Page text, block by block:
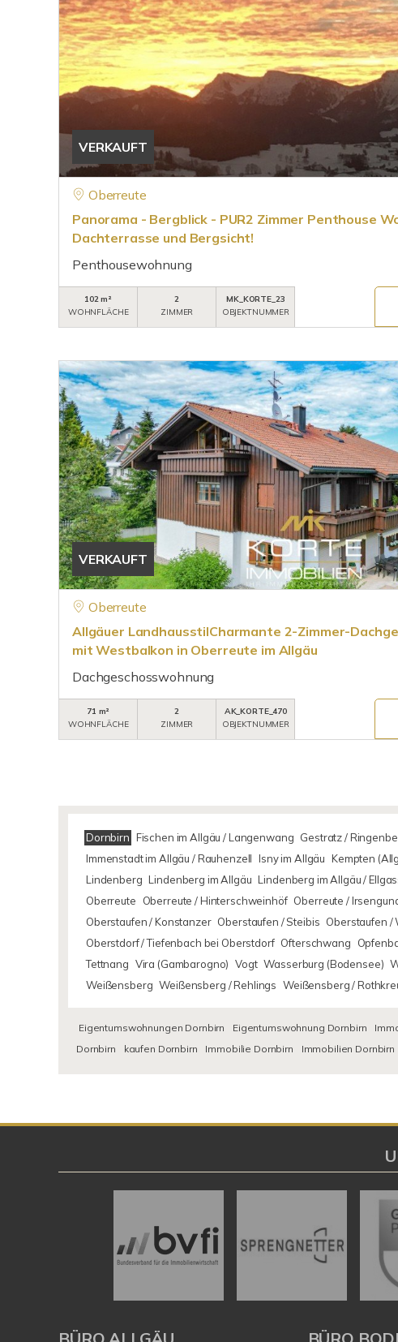
VERKAUFT
Oberreute
Panorama - Bergblick - PUR2 Zimmer Penthouse
Dachterrasse und Bergsicht!
Penthousewohnung
102 m²
WOHNFLÄCHE
2
ZIMMER
MK_KORTE_23
OBJEKTNUMMER
VERKAUFT
Oberreute
Allgäuer LandhausstilCharmante 2-Zimmer-
mit Westbalkon in Oberreute im Allgäu
Dachgeschosswohnung
71 m²
WOHNFLÄCHE
2
ZIMMER
AK_KORTE_470
OBJEKTNUMMER
Dornbirn Fischen im Allgäu / Langenwang Gestratz /
Immenstadt im Allgäu / Rauhenzell Isny im Allgäu Kempten
Lindenberg Lindenberg im Allgäu Lindenberg im Allgäu /
Oberreute
Oberreute / Hinterschweinhöf Oberreute /
Oberstaufen / Konstanzer Oberstaufen / Steibis Oberstaufen /
Oberstdorf / Tiefenbach bei Oberstdorf Ofterschwang
Tettnang Vira (Gambarogno) Vogt Wasserburg (Bodensee)
Weißensberg Weißensberg / Rehlings Weißensberg /
Eigentumswohnungen Dornbirn Eigentumswohnung Dornbirn
Dornbirn
kaufen Dornbirn Immobilie Dornbirn Immobilien Dornbirn